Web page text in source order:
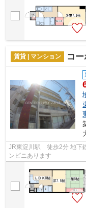
賃貸 | マンション コ
JR東淀川駅 徒歩2分 地下
ンビニあります